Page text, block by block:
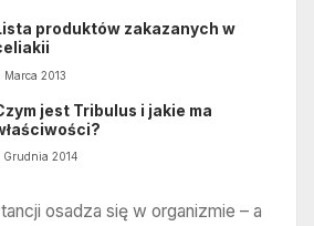
produktów zakazanych w
Marca 2013
jest Tribulus i jakie ma
Grudnia 2014
osadza się w organizmie – a